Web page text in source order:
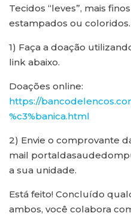
Tecidos “leves”, mais
estampados ou
1) Faça a doação
link abaixo.
Doações online:
https://
%c3%banica.html
2) Envie o comprovante
mail
a sua unidade.
Está feito! Concluído
ambos, você colabora